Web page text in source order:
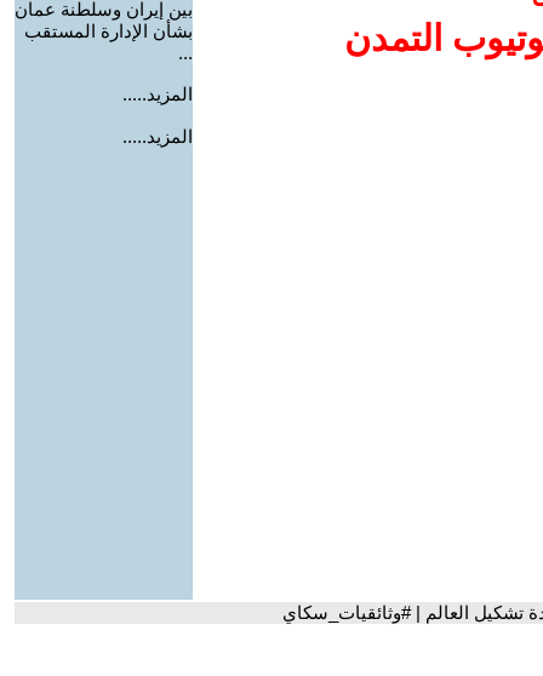
التمدن
بين إيران وسلطنة عمان
بشأن الإدارة المستقب
...
المزيد.....
المزيد.....